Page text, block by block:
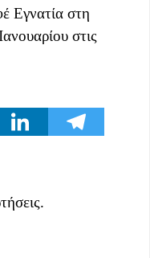
Εγνατία στη
στις